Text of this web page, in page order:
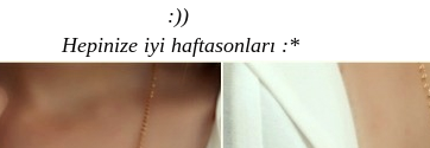
:))
Hepinize iyi haftasonları :*